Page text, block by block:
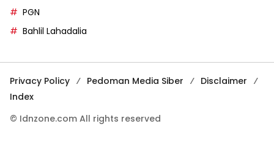
PGN
Bahlil Lahadalia
Privacy Policy Pedoman Media Siber
Disclaimer
Index
© Idnzone.com All rights reserved